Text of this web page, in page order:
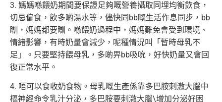
3. 媽媽喺餵奶期間要保證足夠嘅營養攝取同埋均衡飲食，
切忌偏食，飲多啲湯水等，儘快同bb嘅生活作息同步，bb
瞓，媽媽都要瞓。喺餵奶過程中，媽媽難免會受到環境、
情緒影響，有時奶量會減少，呢種情況叫「暫時母乳不
足」。只要堅持餵母乳，多啲畀bb吸吮，好快奶量又會回
復正常水平。
4. 唔可以食收奶食物。母乳嘅生產係靠多巴胺刺激大腦中
樞神經命令乳汁分泌，多巴胺要刺激大腦\增加分泌好困